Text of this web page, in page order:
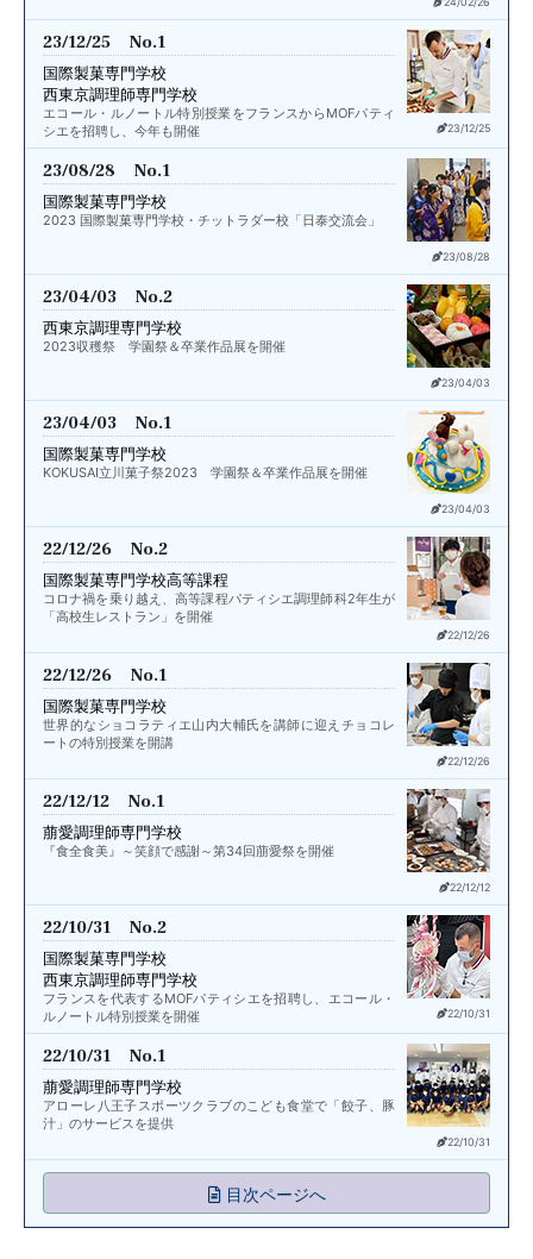
23/12/25
23/12/25 No.1
国際製菓専門学校
西東京調理師専門学校
エコール・ルノートル特別授業をフランスからMOFパティ
シエを招聘し、今年も開催
23/08/28
23/08/28 No.1
国際製菓専門学校
2023 国際製菓専門学校・チットラダー校「日泰交流会」
23/04/03
23/04/03 No.2
西東京調理専門学校
2023収穫祭 学園祭＆卒業作品展を開催
23/04/03
23/04/03 No.1
国際製菓専門学校
KOKUSAI立川菓子祭2023 学園祭＆卒業作品展を開催
22/12/26
22/12/26 No.2
国際製菓専門学校高等課程
コロナ禍を乗り越え、高等課程パティシエ調理師科2年生が
「高校生レストラン」を開催
22/12/26
22/12/26 No.1
国際製菓専門学校
世界的なショコラティエ山内大輔氏を講師に迎えチョコレ
ートの特別授業を開講
22/12/12
22/12/12 No.1
萠愛調理師専門学校
『食全食美』～笑顔で感謝～第34回萠愛祭を開催
22/10/31
22/10/31 No.2
国際製菓専門学校
西東京調理師専門学校
フランスを代表するMOFパティシエを招聘し、エコール・
ルノートル特別授業を開催
22/10/31
22/10/31 No.1
萠愛調理師専門学校
アローレ八王子スポーツクラブのこども食堂で「餃子、豚
汁」のサービスを提供
目次ページへ